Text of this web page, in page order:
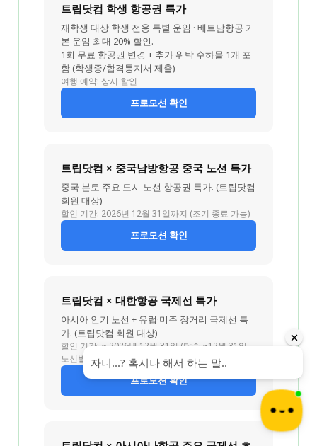
트립닷컴 학생 항공권 특가
재학생 대상 학생 전용 특별 운임 · 베트남항공 기
본 운임 최대 20% 할인.
1회 무료 항공권 변경 + 추가 위탁 수하물 1개 포
함 (학생증/합격통지서 제출)
여행 예약: 상시 할인
프로모션 확인
트립닷컴 × 중국남방항공 중국 노선 특가
중국 본토 주요 도시 노선 항공권 특가. (트립닷컴
회원 대상)
할인 기간: 2026년 12월 31일까지 (조기 종료 가능)
프로모션 확인
트립닷컴 × 대한항공 국제선 특가
아시아 인기 노선 + 유럽·미주 장거리 국제선 특
가. (트립닷컴 회원 대상)
할인 기간: ~ 2026년 12월 31일 (탑승 ~12월 31일,
노선별 상이)
프로모션 확인